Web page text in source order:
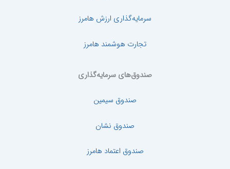
سرمایه‌گذاری ارزش هامرز
تجارت هوشمند هامرز
صندوق‌های سرمایه‌گذاری
صندوق سیمین
صندوق نشان
صندوق اعتماد هامرز